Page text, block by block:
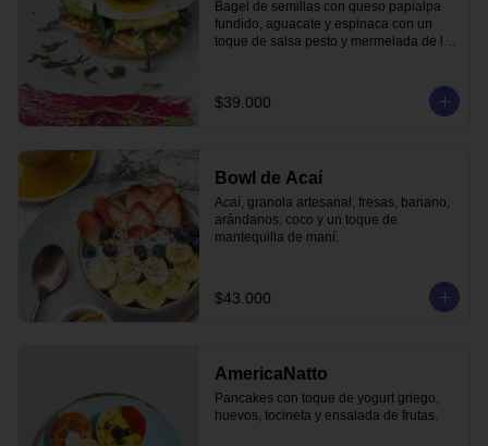
Bagel de semillas con queso papialpa
fundido, aguacate y espinaca con un
toque de salsa pesto y mermelada de la
$39.000
Bowl de Acaí
Acaí, granola artesanal, fresas, banano,
arándanos, coco y un toque de
mantequilla de maní.
$43.000
AmericaNatto
Pancakes con toque de yogurt griego,
huevos, tocineta y ensalada de frutas.